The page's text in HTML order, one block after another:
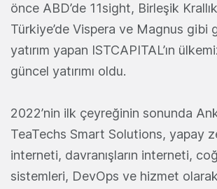
önce ABD’de 11sight, Birleşik
Türkiye’de Vispera ve Magnus gibi
yatırım yapan ISTCAPITAL’ın
güncel yatırımı oldu.
2022’nin ilk çeyreğinin sonunda
TeaTechs Smart Solutions, yapay
interneti, davranışların interneti,
sistemleri, DevOps ve hizmet olarak